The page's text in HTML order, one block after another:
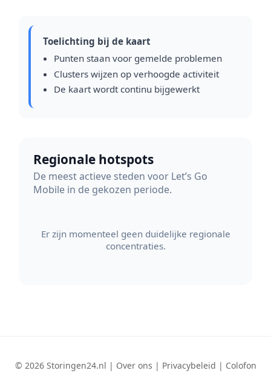
Toelichting bij de kaart
Punten staan voor gemelde problemen
Clusters wijzen op verhoogde activiteit
De kaart wordt continu bijgewerkt
Regionale hotspots
De meest actieve steden voor Let’s Go
Mobile in de gekozen periode.
Er zijn momenteel geen duidelijke regionale
concentraties.
© 2026 Storingen24.nl | Over ons | Privacybeleid | Colofon